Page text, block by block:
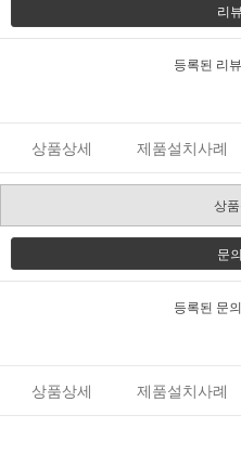
리
등록된 리
상품상세 제품설치사례
상
문
등록된 문
상품상세 제품설치사례